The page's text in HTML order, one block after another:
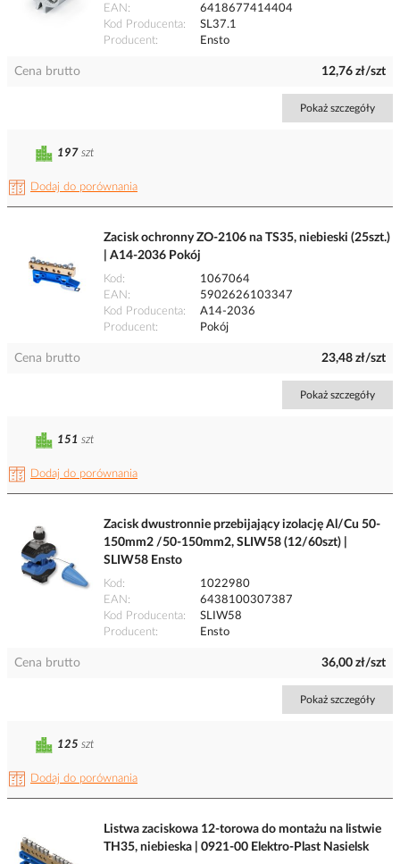
EAN
6418677414404
Kod Producenta
SL37.1
Producent
Ensto
Cena brutto 12,76 zł/szt
Pokaż szczegóły
Dodaj do porównania
197 szt
Zacisk ochronny ZO-2106 na TS35, niebieski (25szt.)
| A14-2036 Pokój
Kod
1067064
EAN
5902626103347
Kod Producenta
A14-2036
Producent
Pokój
Cena brutto 23,48 zł/szt
Pokaż szczegóły
Dodaj do porównania
151 szt
Zacisk dwustronnie przebijający izolację Al/Cu 50-
150mm2 /50-150mm2, SLIW58 (12/60szt) |
SLIW58 Ensto
Kod
1022980
EAN
6438100307387
Kod Producenta
SLIW58
Producent
Ensto
Cena brutto 36,00 zł/szt
Pokaż szczegóły
Dodaj do porównania
125 szt
Listwa zaciskowa 12-torowa do montażu na listwie
TH35, niebieska | 0921-00 Elektro-Plast Nasielsk